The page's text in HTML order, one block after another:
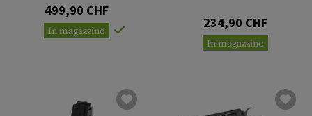
499,90 CHF
In magazzino
234,90 CHF
In magazzino